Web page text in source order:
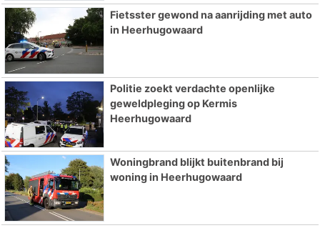
Fietsster gewond na aanrijding met auto
in Heerhugowaard
Politie zoekt verdachte openlijke
geweldpleging op Kermis
Heerhugowaard
Woningbrand blijkt buitenbrand bij
woning in Heerhugowaard